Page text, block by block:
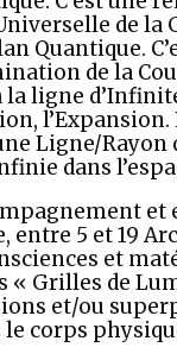
de la
Quantique.
de la
ligne
l’Expansion.
Ligne/
dans
et
entre 5 et 19
et
« Grilles de
et/ou
le corps